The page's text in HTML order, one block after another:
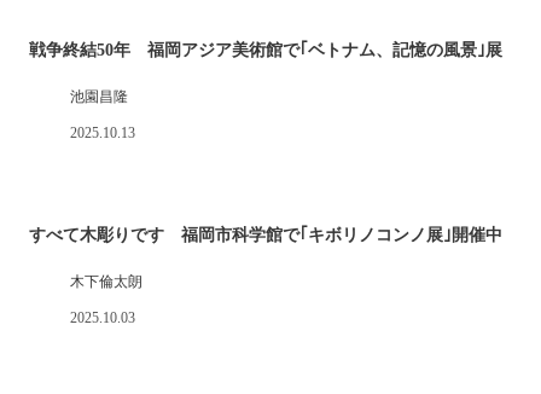
戦争終結50年 福岡アジア美術館で｢ベトナム、記憶の風景｣展
池園昌隆
2025.10.13
すべて木彫りです 福岡市科学館で｢キボリノコンノ展｣開催中
木下倫太朗
2025.10.03